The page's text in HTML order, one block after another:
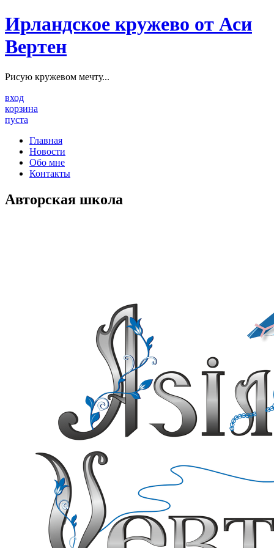
Ирландское кружево от Аси
Вертен
Рисую кружевом мечту...
вход
корзина
пуста
Главная
Новости
Обо мне
Контакты
Авторская школа